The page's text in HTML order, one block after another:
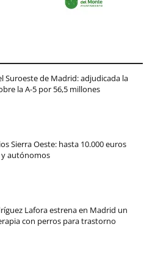
Suroeste de Madrid: adjudicada la
la A-5 por 56,5 millones
Sierra Oeste: hasta 10.000 euros
y autónomos
Lafora estrena en Madrid un
con perros para trastorno